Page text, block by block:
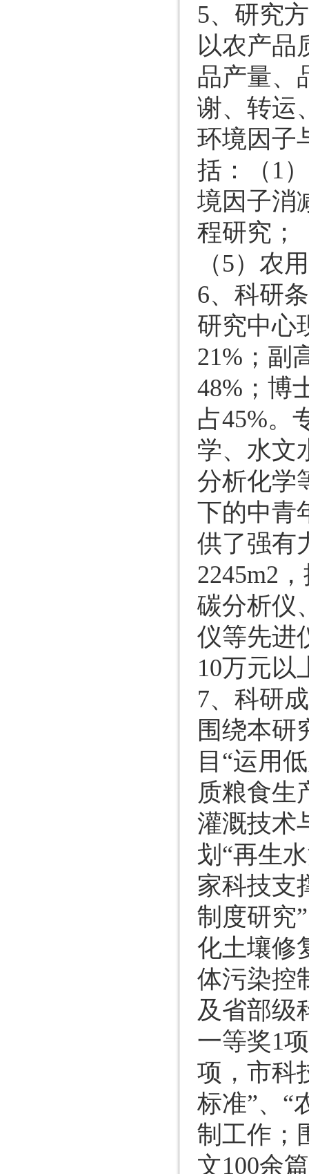
5、研究
以农产品
品产量、
谢、转运
环境因子
括：（1
境因子消
程研究；
（5）农
6、科研
研究中心
21%；副
48%；博
占45%。
学、水文
分析化学
下的中青
供了强有
2245m2
碳分析仪
仪等先进
10万元以
7、科研
围绕本研
目“运用
质粮食生
灌溉技术
划“再生
家科技支
制度研究
化土壤修
体污染控
及省部级
一等奖1
项，市科
标准”、“
制工作；
文100余